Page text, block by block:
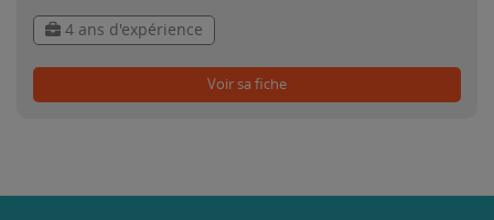
4 ans d'expérience
Voir sa fiche